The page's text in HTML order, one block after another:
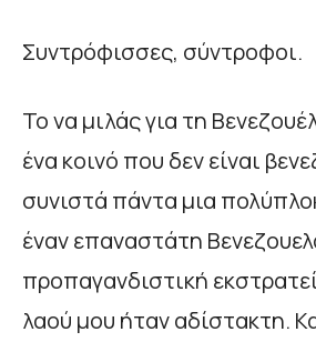
Συντρόφισσες, σύντροφοι.
Το να μιλάς για τη
ένα κοινό που δεν είναι
συνιστά πάντα μια
έναν επαναστάτη
προπαγανδιστική
λαού μου ήταν αδίστακτη.